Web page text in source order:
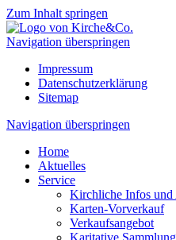
Zum Inhalt springen
Navigation überspringen
Impressum
Datenschutzerklärung
Sitemap
Navigation überspringen
Home
Aktuelles
Service
Kirchliche Infos und
Karten-Vorverkauf
Verkaufsangebot
Karitative